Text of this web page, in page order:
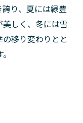
り、夏には緑豊
しく、冬には雪
移り変わりとと